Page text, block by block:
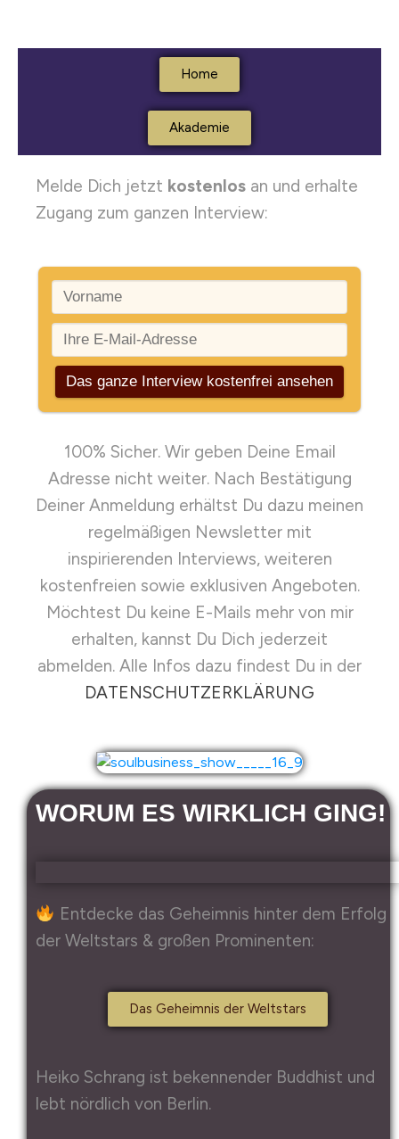
Home
Akademie
Melde Dich jetzt kostenlos an und erhalte
Zugang zum ganzen Interview:
100% Sicher. Wir geben Deine Email
Adresse nicht weiter. Nach Bestätigung
Deiner Anmeldung erhältst Du dazu meinen
regelmäßigen Newsletter mit
inspirierenden Interviews, weiteren
kostenfreien sowie exklusiven Angeboten.
Möchtest Du keine E-Mails mehr von mir
erhalten, kannst Du Dich jederzeit
abmelden. Alle Infos dazu findest Du in der
DATENSCHUTZERKLÄRUNG
WORUM ES WIRKLICH GING!
Entdecke das Geheimnis hinter dem Erfolg
der Weltstars & großen Prominenten:
Das Geheimnis der Weltstars
Heiko Schrang ist bekennender Buddhist und
lebt nördlich von Berlin.